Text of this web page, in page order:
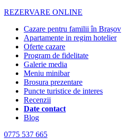
REZERVARE ONLINE
Cazare pentru familii în Brașov
Apartamente in regim hotelier
Oferte cazare
Program de fidelitate
Galerie media
Meniu minibar
Brosura prezentare
Puncte turistice de interes
Recenzii
Date contact
Blog
0775 537 665